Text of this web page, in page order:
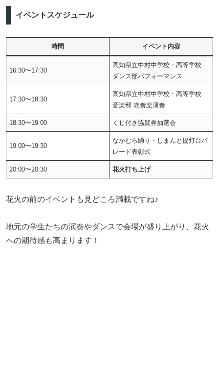
イベントスケジュール
時間 イベント内容
16:30〜17:30
高知県立中村中学校・高等学校
ダンス部パフォーマンス
17:30〜18:30
高知県立中村中学校・高等学校
音楽部 吹奏楽演奏
18:30〜19:00 くじ付き協賛券抽選会
19:00〜19:30
なかむら踊り・しまんと提灯台パ
レード表彰式
20:00〜20:30 花火打ち上げ
花火の前のイベントも見どころ満載ですね♪
地元の学生たちの演奏やダンスで会場が盛り上がり、花火
への期待感も高まります！